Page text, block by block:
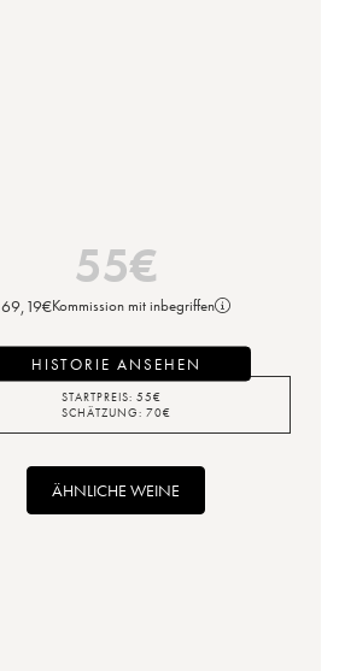
55€
69,19€Kommission mit inbegriffen
HISTORIE ANSEHEN
STARTPREIS: 55€
SCHÄTZUNG: 70€
ÄHNLICHE WEINE